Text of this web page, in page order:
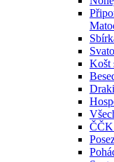
Košt
ČČK